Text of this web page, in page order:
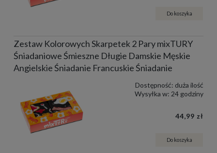
Do koszyka
Zestaw Kolorowych Skarpetek 2 Pary mixTURY
Śniadaniowe Śmieszne Długie Damskie Męskie
Angielskie Śniadanie Francuskie Śniadanie
Dostępność: duża ilość
Wysyłka w: 24 godziny
44,99 zł
Do koszyka